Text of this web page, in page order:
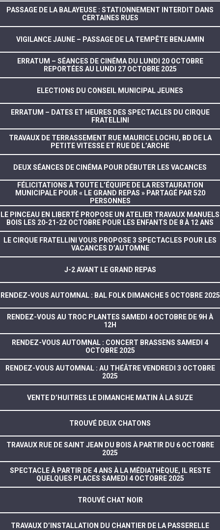
PASSAGE DE LA BALAYEUSE : STATIONNEMENT INTERDIT DANS
CERTAINES RUES
VIGILANCE JAUNE – PASSAGE DE LA TEMPÊTE BENJAMIN
ERRATUM – SÉANCES DE CINÉMA DU LUNDI 20 OCTOBRE
REPORTÉES AU LUNDI 27 OCTOBRE 2025
ELECTIONS DU CONSEIL MUNICIPAL JEUNES
ERRATUM – DATES ET HEURES DES SPECTACLES DU CIRQUE
FRATELLINI
TRAVAUX DE TERRASSEMENT RUE MAURICE LOCHU, BD DE LA
PETITE VITESSE ET RUE DE L’ARCHE
DEUX SÉANCES DE CINÉMA POUR DÉBUTER LES VACANCES
FÉLICITATIONS À TOUTE L’ÉQUIPE DE LA RESTAURATION
MUNICIPALE POUR « LE GRAND REPAS » PARTAGÉ PAR 520
PERSONNES
LE PINCEAU EN LIBERTÉ PROPOSE UN ATELIER TRAVAUX MANUELS
BOIS LES 20-21-22 OCTOBRE POUR LES ENFANTS DE 8 À 12 ANS
LE CIRQUE FRATELLINI VOUS PROPOSE 3 SPECTACLES POUR LES
VACANCES D’AUTOMNE
J-2 AVANT LE GRAND REPAS
RENDEZ-VOUS AUTOMNAL : BAL FOLK DIMANCHE 5 OCTOBRE 2025
RENDEZ-VOUS AU TROC PLANTES SAMEDI 4 OCTOBRE DE 9H À
12H
RENDEZ-VOUS AUTOMNAL : CONCERT BRASSENS SAMEDI 4
OCTOBRE 2025
RENDEZ-VOUS AUTOMNAL : AU THÉÂTRE VENDREDI 3 OCTOBRE
2025
VENTE D’HUITRES LE DIMANCHE MATIN À LA SUZE
TROUVÉ DEUX CHATONS
TRAVAUX RUE DE SAINT JEAN DU BOIS À PARTIR DU 6 OCTOBRE
2025
SPECTACLE À PARTIR DE 4 ANS À LA MÉDIATHÈQUE, IL RESTE
QUELQUES PLACES SAMEDI 4 OCTOBRE 2025
TROUVÉ CHAT NOIR
TRAVAUX D’INSTALLATION DU CHANTIER DE LA PASSERELLE